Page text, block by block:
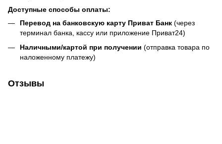
Доступные способы оплаты:
Перевод на банковскую карту Приват Банк (через
терминал банка, кассу или приложение Приват24)
Наличными/картой при получении (отправка товара по
наложенному платежу)
Отзывы